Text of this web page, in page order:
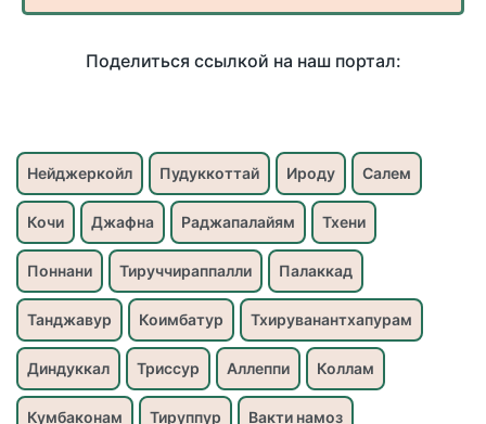
Поделиться ссылкой на наш портал:
Нейджеркойл Пудуккоттай Ироду Салем
Кочи Джафна Раджапалайям Тхени
Поннани Тируччираппалли Палаккад
Танджавур Коимбатур Тхируванантхапурам
Диндуккал Триссур Аллеппи Коллам
Кумбаконам Тируппур Вакти намоз